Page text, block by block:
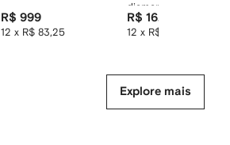
R$ 999
12 x R$ 83,25
diamantes e ágata
R$ 16.825
12 x R$ 1.402,08
Explore mais